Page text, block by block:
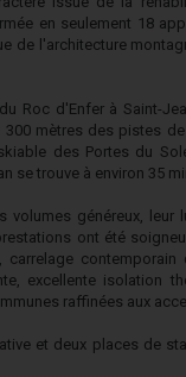
en seulement 18
de l'architecture
Roc d'Enfer à Saint-
mètres des pistes
des Portes du
se trouve à environ 35
volumes généreux, leur
ont été
contemporain
excellente isolation
raffinées aux
et deux places de